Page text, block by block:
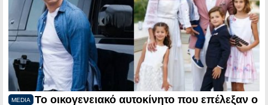
MEDIA Το οικογενειακό αυτοκίνητο που επέλεξαν ο